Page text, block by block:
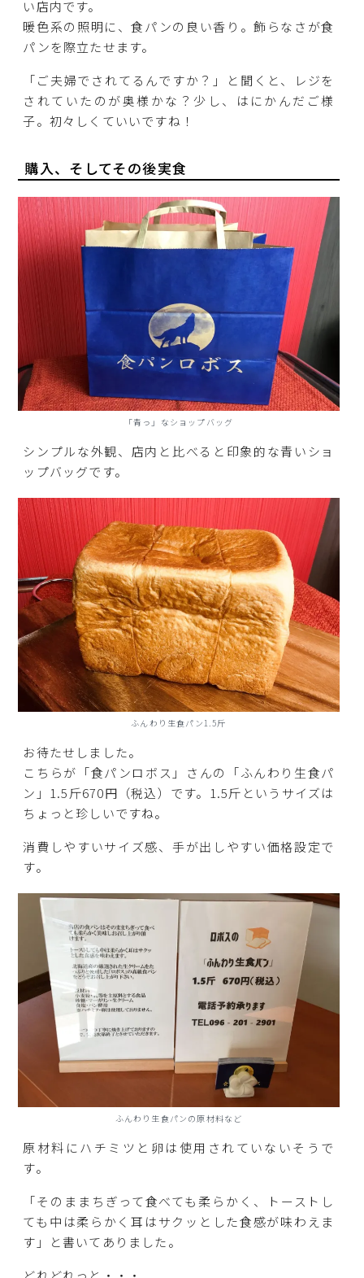
い店内です。
暖色系の照明に、食パンの良い香り。飾らなさが食
パンを際立たせます。
「ご夫婦でされてるんですか？」と聞くと、レジを
されていたのが奥様かな？少し、はにかんだご様
子。初々しくていいですね！
購入、そしてその後実食
「青っ」なショップバッグ
シンプルな外観、店内と比べると印象的な青いショ
ップバッグです。
ふんわり生食パン1.5斤
お待たせしました。
こちらが「食パンロボス」さんの「ふんわり生食パ
ン」1.5斤670円（税込）です。1.5斤というサイズは
ちょっと珍しいですね。
消費しやすいサイズ感、手が出しやすい価格設定で
す。
ふんわり生食パンの原材料など
原材料にハチミツと卵は使用されていないそうで
す。
「そのままちぎって食べても柔らかく、トーストし
ても中は柔らかく耳はサクッとした食感が味わえま
す」と書いてありました。